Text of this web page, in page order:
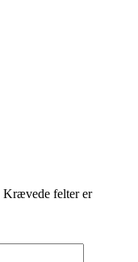
Krævede felter er